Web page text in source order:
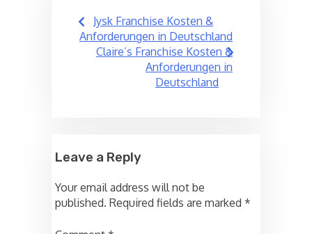
Post
navigation
Jysk Franchise Kosten &
Anforderungen in Deutschland
Claire’s Franchise Kosten &
Anforderungen in
Deutschland
Leave a Reply
Your email address will not be
published. Required fields are marked *